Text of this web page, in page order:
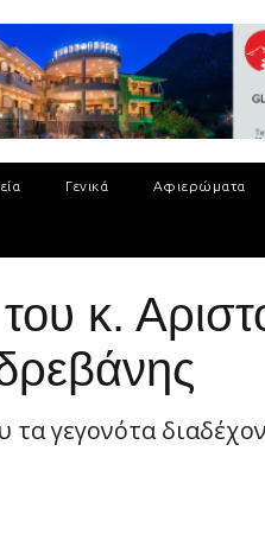
Γενικά Αφιερώματα
κ.
γεγονότα